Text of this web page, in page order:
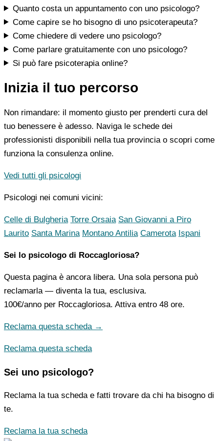
Quanto costa un appuntamento con uno psicologo?
Come capire se ho bisogno di uno psicoterapeuta?
Come chiedere di vedere uno psicologo?
Come parlare gratuitamente con uno psicologo?
Si può fare psicoterapia online?
Inizia il tuo percorso
Non rimandare: il momento giusto per prenderti cura del
tuo benessere è adesso. Naviga le schede dei
professionisti disponibili nella tua provincia o scopri come
funziona la consulenza online.
Vedi tutti gli psicologi
Psicologi nei comuni vicini:
Celle di Bulgheria Torre Orsaia San Giovanni a Piro
Laurito Santa Marina Montano Antilia Camerota Ispani
Sei lo psicologo di Roccagloriosa?
Questa pagina è ancora libera. Una sola persona può
reclamarla — diventa la tua, esclusiva.
100€/anno per Roccagloriosa. Attiva entro 48 ore.
Reclama questa scheda →
Reclama questa scheda
Sei uno psicologo?
Reclama la tua scheda e fatti trovare da chi ha bisogno di
te.
Reclama la tua scheda